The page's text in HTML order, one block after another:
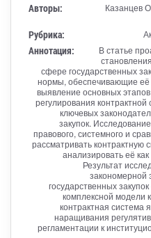
Авторы:
Казанцев
Рубрика:
Аннотация:
В статье
сфере государственных
нормы, обеспечивающие
выявление основных
регулирования
ключевых
закупок.
правового, системного и
рассматривать контрактную
анализировать её
Результат
закономерной
государственных
комплексной модели
контрактная система
наращивания
регламентации к